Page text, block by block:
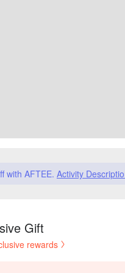
with AFTEE. Activity
Gift
rewards